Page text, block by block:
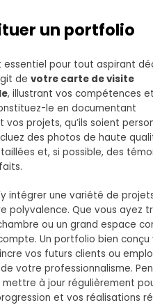
un portfolio
essentiel pour tout aspirant
de votre carte de visite
, illustrant vos compétences
le en documentant
vos projets, qu’ils soient
des photos de haute
et, si possible, des
intégrer une variété de
polyvalence. Que vous ayez
ou un grand espace
Un portfolio bien conçu
vos futurs clients ou
votre professionnalisme.
à jour régulièrement
et vos réalisations